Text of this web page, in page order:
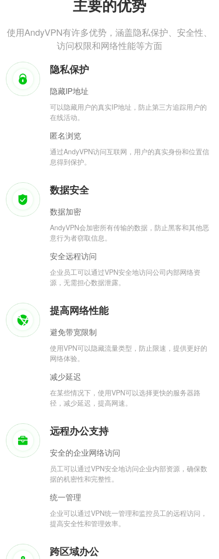
主要的优势
使用AndyVPN有许多优势，涵盖隐私保护、安全性、
访问权限和网络性能等方面
隐私保护
隐藏IP地址
可以隐藏用户的真实IP地址，防止第三方追踪用户的
在线活动。
匿名浏览
通过AndyVPN访问互联网，用户的真实身份和位置信
息得到保护。
数据安全
数据加密
AndyVPN会加密所有传输的数据，防止黑客和其他恶
意行为者窃取信息。
安全远程访问
企业员工可以通过VPN安全地访问公司内部网络资
源，无需担心数据泄露。
提高网络性能
避免带宽限制
使用VPN可以隐藏流量类型，防止限速，提供更好的
网络体验。
减少延迟
在某些情况下，使用VPN可以选择更快的服务器路
径，减少延迟，提高网速。
远程办公支持
安全的企业网络访问
员工可以通过VPN安全地访问企业内部资源，确保数
据的机密性和完整性。
统一管理
企业可以通过VPN统一管理和监控员工的远程访问，
提高安全性和管理效率。
跨区域办公